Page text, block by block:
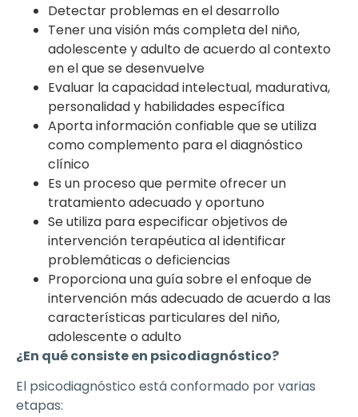
Detectar problemas en el desarrollo
Tener una visión más completa del niño,
adolescente y adulto de acuerdo al contexto
en el que se desenvuelve
Evaluar la capacidad intelectual, madurativa,
personalidad y habilidades específica
Aporta información confiable que se utiliza
como complemento para el diagnóstico
clínico
Es un proceso que permite ofrecer un
tratamiento adecuado y oportuno
Se utiliza para especificar objetivos de
intervención terapéutica al identificar
problemáticas o deficiencias
Proporciona una guía sobre el enfoque de
intervención más adecuado de acuerdo a las
características particulares del niño,
adolescente o adulto
¿En qué consiste en psicodiagnóstico?
El psicodiagnóstico está conformado por varias
etapas: